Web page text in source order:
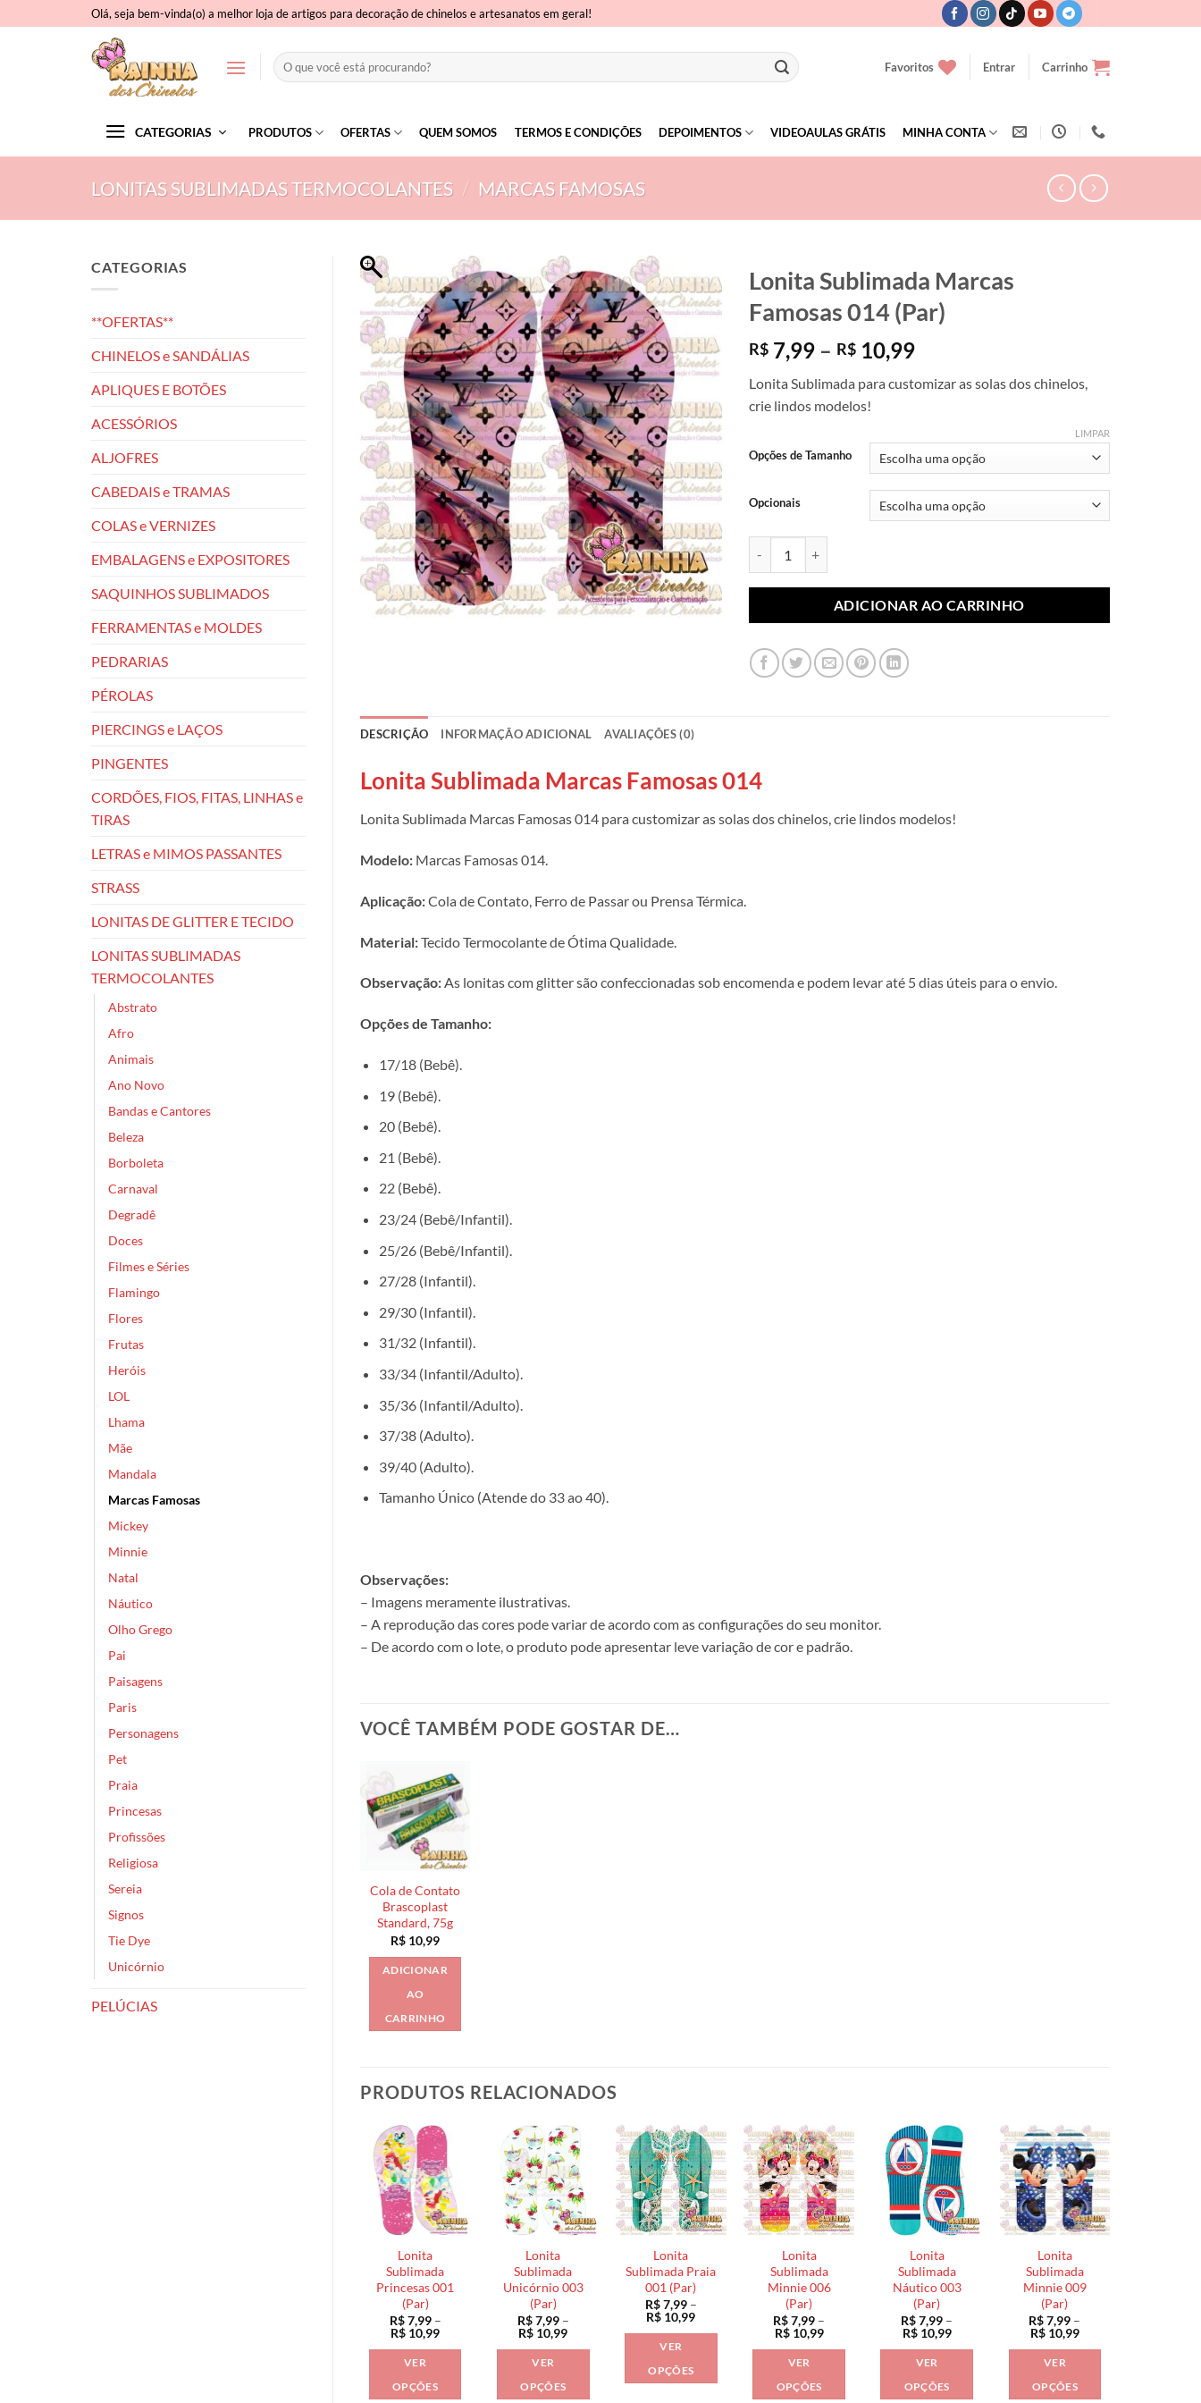
to
Olá, seja bem-vinda(o) a melhor loja de artigos para decoração de chinelos e artesanatos em geral!
Pesquisar
por:
Favoritos Entrar Carrinho
CATEGORIAS PRODUTOS OFERTAS QUEM SOMOS TERMOS E CONDIÇÕES DEPOIMENTOS VIDEOAULAS GRÁTIS MINHA CONTA
LONITAS SUBLIMADAS TERMOCOLANTES / MARCAS FAMOSAS
CATEGORIAS
**OFERTAS**
CHINELOS e SANDÁLIAS
APLIQUES E BOTÕES
ACESSÓRIOS
ALJOFRES
CABEDAIS e TRAMAS
COLAS e VERNIZES
EMBALAGENS e EXPOSITORES
SAQUINHOS SUBLIMADOS
FERRAMENTAS e MOLDES
PEDRARIAS
PÉROLAS
PIERCINGS e LAÇOS
PINGENTES
CORDÕES, FIOS, FITAS, LINHAS e
TIRAS
LETRAS e MIMOS PASSANTES
STRASS
LONITAS DE GLITTER E TECIDO
LONITAS SUBLIMADAS
TERMOCOLANTES
Abstrato
Afro
Animais
Ano Novo
Bandas e Cantores
Beleza
Borboleta
Carnaval
Degradê
Doces
Filmes e Séries
Flamingo
Flores
Frutas
Heróis
LOL
Lhama
Mãe
Mandala
Marcas Famosas
Mickey
Minnie
Natal
Náutico
Olho Grego
Pai
Paisagens
Paris
Personagens
Pet
Praia
Princesas
Profissões
Religiosa
Sereia
Signos
Tie Dye
Unicórnio
PELÚCIAS
Lonita Sublimada Marcas
Famosas 014 (Par)
R$7,99 – R$10,99Faixa
preço:
R$ 10,99
Lonita Sublimada para customizar as solas dos chinelos,
crie lindos modelos!
Opções de Tamanho
Opcionais
LIMPAR
ADICIONAR AO CARRINHO
DESCRIÇÃO INFORMAÇÃO ADICIONAL AVALIAÇÕES (0)
Lonita Sublimada Marcas Famosas 014
Lonita Sublimada Marcas Famosas 014 para customizar as solas dos chinelos, crie lindos modelos!
Modelo: Marcas Famosas 014.
Aplicação:Cola de Contato, Ferro de Passar ou Prensa Térmica.
Material:Tecido Termocolante de Ótima Qualidade.
Observação:As lonitas com glitter são confeccionadas sob encomenda e podem levar até 5 dias úteis para o envio.
Opções de Tamanho:
17/18 (Bebê).
19 (Bebê).
20 (Bebê).
21 (Bebê).
22 (Bebê).
23/24 (Bebê/Infantil).
25/26 (Bebê/Infantil).
27/28 (Infantil).
29/30 (Infantil).
31/32 (Infantil).
33/34 (Infantil/Adulto).
35/36 (Infantil/Adulto).
37/38 (Adulto).
39/40 (Adulto).
Tamanho Único (Atende do 33 ao 40).
Observações:
– Imagens meramente ilustrativas.
– A reprodução das cores pode variar de acordo com as configurações do seu monitor.
– De acordo com o lote, o produto pode apresentar leve variação de cor e padrão.
VOCÊ TAMBÉM PODE GOSTAR DE…
Cola de Contato
Brascoplast
Standard, 75g
R$ 10,99
ADICIONAR
AO
CARRINHO
PRODUTOS RELACIONADOS
Lonita
Sublimada
Princesas 001
(Par)
R$7,99 –
R$ 10,99Faixa
VER
OPÇÕES
Lonita
Sublimada
Unicórnio 003
(Par)
R$7,99 –
R$ 10,99Faixa
VER
OPÇÕES
Lonita
Sublimada Praia
001 (Par)
R$7,99 –
R$ 10,99Faixa
VER
OPÇÕES
Lonita
Sublimada
Minnie 006
(Par)
R$7,99 –
R$10,99Faixa
VER
OPÇÕES
Lonita
Sublimada
Náutico 003
(Par)
R$7,99 –
R$10,99Faixa
VER
OPÇÕES
Lonita
Sublimada
Minnie 009
(Par)
R$7,99 –
R$10,99Faixa
VER
OPÇÕES